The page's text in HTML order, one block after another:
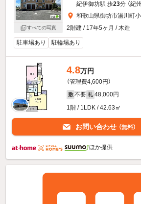
すべての写真
紀伊御坊駅 歩23分 （紀
和歌山県御坊市湯川町
2階建 / 17年5ヶ月 / 木造
駐車場あり 駐輪場あり
4.8万円
（管理費4,600円）
敷 不要 礼 48,000円
1階 / 1LDK / 42.63㎡
お問い合わせ （無料）
ほか提供